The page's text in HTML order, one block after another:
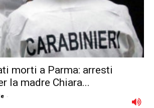
morti a Parma: arresti
la madre Chiara...
-